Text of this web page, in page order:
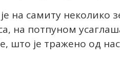
на самиту
на потпуном
што је тражено од